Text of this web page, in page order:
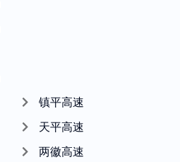
镇平高速
天平高速
两徽高速